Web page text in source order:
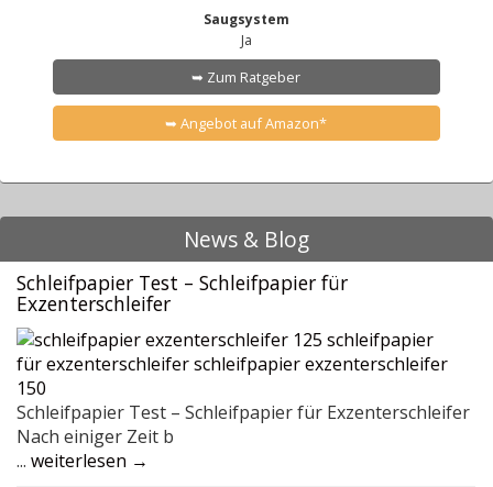
Saugsystem
Ja
➥ Zum Ratgeber
➥ Angebot auf Amazon*
News & Blog
Schleifpapier Test – Schleifpapier für
Exzenterschleifer
Schleifpapier Test – Schleifpapier für Exzenterschleifer
Nach einiger Zeit b
... weiterlesen →